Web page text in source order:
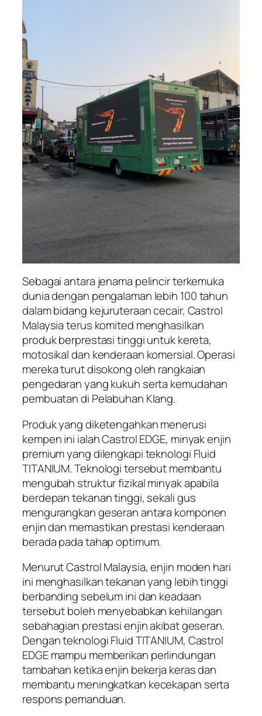
Sebagai antara jenama pelincir terkemuka
dunia dengan pengalaman lebih 100 tahun
dalam bidang kejuruteraan cecair, Castrol
Malaysia terus komited menghasilkan
produk berprestasi tinggi untuk kereta,
motosikal dan kenderaan komersial. Operasi
mereka turut disokong oleh rangkaian
pengedaran yang kukuh serta kemudahan
pembuatan di Pelabuhan Klang.
Produk yang diketengahkan menerusi
kempen ini ialah Castrol EDGE, minyak enjin
premium yang dilengkapi teknologi Fluid
TITANIUM. Teknologi tersebut membantu
mengubah struktur fizikal minyak apabila
berdepan tekanan tinggi, sekali gus
mengurangkan geseran antara komponen
enjin dan memastikan prestasi kenderaan
berada pada tahap optimum.
Menurut Castrol Malaysia, enjin moden hari
ini menghasilkan tekanan yang lebih tinggi
berbanding sebelum ini dan keadaan
tersebut boleh menyebabkan kehilangan
sebahagian prestasi enjin akibat geseran.
Dengan teknologi Fluid TITANIUM, Castrol
EDGE mampu memberikan perlindungan
tambahan ketika enjin bekerja keras dan
membantu meningkatkan kecekapan serta
respons pemanduan.